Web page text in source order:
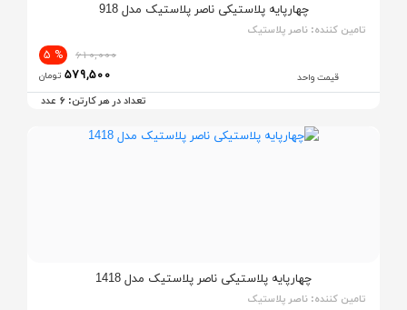
چهارپایه پلاستیکی ناصر پلاستیک مدل 918
تامین کننده: ناصر پلاستیک
قیمت واحد
610,000
% 5
579,500 تومان
تعداد در هر کارتن: 6 عدد
چهارپایه پلاستیکی ناصر پلاستیک مدل 1418
تامین کننده: ناصر پلاستیک